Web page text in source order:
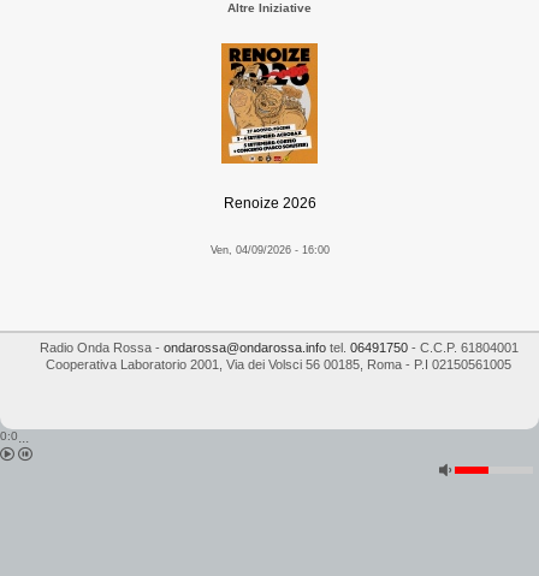
Altre Iniziative
Renoize 2026
Ven, 04/09/2026 - 16:00
Radio Onda Rossa- ondarossa@ondarossa.infotel. 06491750- C.C.P. 61804001
Cooperativa Laboratorio 2001
Via dei Volsci 56 00185 Roma - P.I 02150561005
0:0...